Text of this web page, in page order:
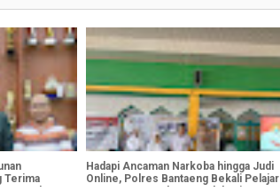
Terima
Hadapi Ancaman Narkoba hingga Judi
Online, Polres Bantaeng Bekali Pelajar